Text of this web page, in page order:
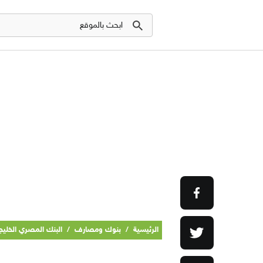
الرئيسية / بنوك ومصارف / البنك المصري